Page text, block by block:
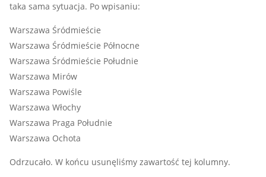
taka sama sytuacja. Po wpisaniu:
Warszawa Śródmieście
Warszawa Śródmieście Północne
Warszawa Śródmieście Południe
Warszawa Mirów
Warszawa Powiśle
Warszawa Włochy
Warszawa Praga Południe
Warszawa Ochota
Odrzucało. W końcu usunęliśmy zawartość tej kolumny.